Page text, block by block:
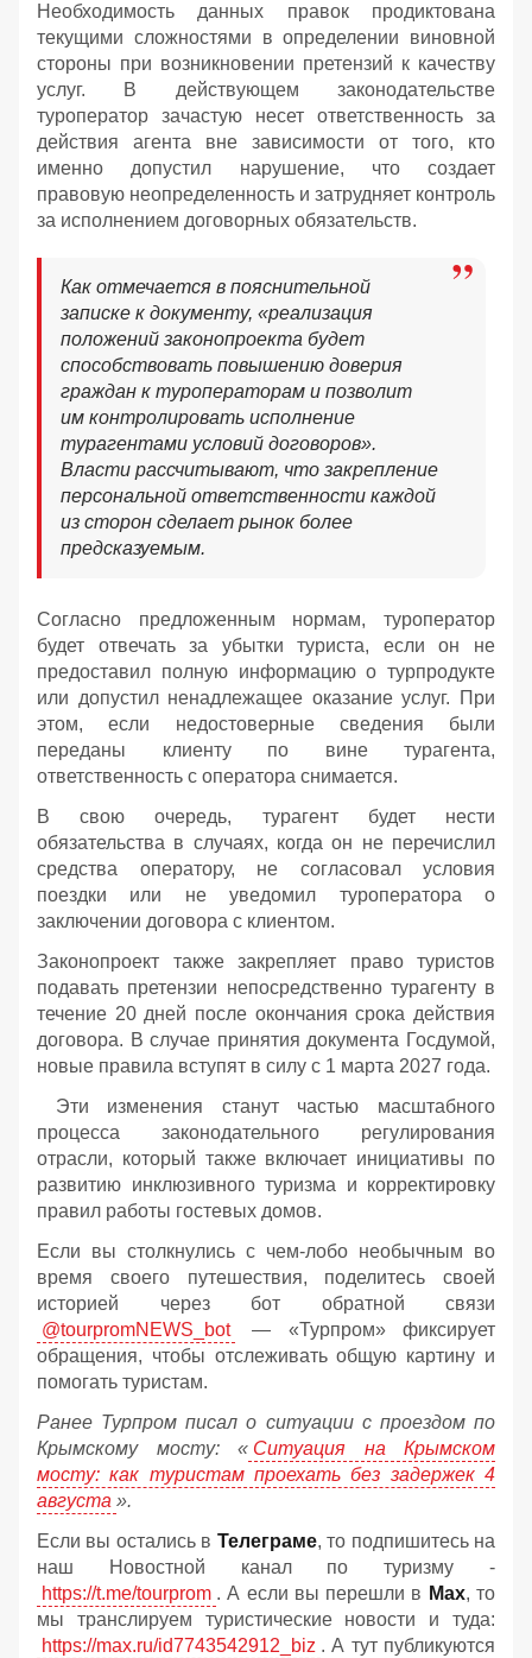
Необходимость данных правок продиктована
текущими сложностями в определении виновной
стороны при возникновении претензий к качеству
услуг. В действующем законодательстве
туроператор зачастую несет ответственность за
действия агента вне зависимости от того, кто
именно допустил нарушение, что создает
правовую неопределенность и затрудняет контроль
за исполнением договорных обязательств.
Как отмечается в пояснительной
записке к документу, «реализация
положений законопроекта будет
способствовать повышению доверия
граждан к туроператорам и позволит
им контролировать исполнение
турагентами условий договоров».
Власти рассчитывают, что закрепление
персональной ответственности каждой
из сторон сделает рынок более
предсказуемым.
Согласно предложенным нормам, туроператор
будет отвечать за убытки туриста, если он не
предоставил полную информацию о турпродукте
или допустил ненадлежащее оказание услуг. При
этом, если недостоверные сведения были
переданы клиенту по вине турагента,
ответственность с оператора снимается.
В свою очередь, турагент будет нести
обязательства в случаях, когда он не перечислил
средства оператору, не согласовал условия
поездки или не уведомил туроператора о
заключении договора с клиентом.
Законопроект также закрепляет право туристов
подавать претензии непосредственно турагенту в
течение 20 дней после окончания срока действия
договора. В случае принятия документа Госдумой,
новые правила вступят в силу с 1 марта 2027 года.
Эти изменения станут частью масштабного
процесса законодательного регулирования
отрасли, который также включает инициативы по
развитию инклюзивного туризма и корректировку
правил работы гостевых домов.
Если вы столкнулись с чем-лобо необычным во
время своего путешествия, поделитесь своей
историей через бот обратной связи
@tourpromNEWS_bot
— «Турпром» фиксирует
обращения, чтобы отслеживать общую картину и
помогать туристам.
Ранее Турпром писал о ситуации с проездом по
Крымскому мосту: « Ситуация на Крымском
мосту: как туристам проехать без задержек 4
августа ».
Если вы остались в Телеграме, то подпишитесь на
наш Новостной канал по туризму -
https://t.me/tourprom . А если вы перешли в Мах, то
мы транслируем туристические новости и туда:
https://max.ru/id7743542912_biz . А тут публикуются